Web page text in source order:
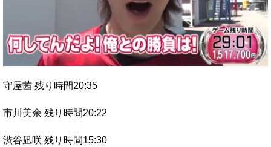
守屋茜 残り時間20:35
市川美余 残り時間20:22
渋谷凪咲 残り時間15:30